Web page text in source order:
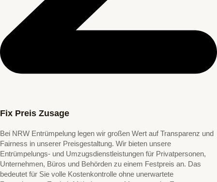
Fix Preis Zusage
Bei NRW Entrümpelung legen wir großen Wert auf Transparenz und
Fairness in unserer Preisgestaltung. Wir bieten unsere
Entrümpelungs- und Umzugsdienstleistungen für Privatpersonen,
Unternehmen, Büros und Behörden zu einem Festpreis an. Das
bedeutet für Sie volle Kostenkontrolle ohne unerwartete